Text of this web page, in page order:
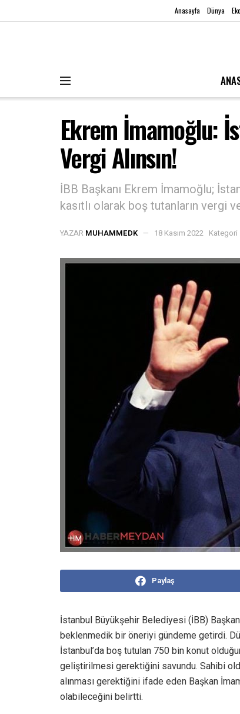
Anasayfa Dünya
Ekrem İmamoğlu:
Vergi Alınsın!
İBB Başkanı Ekrem İmamoğlu;
kasıtlı olarak boş tutanların vergi
YAZAR MUHAMMEDK 18 Kasım 2022 Kategori
Paylaş
İstanbul Büyükşehir Belediyesi (İBB)
beklenmedik bir öneriyi gündeme getirdi.
İstanbul’da boş tutulan 750 bin konut
geliştirilmesi gerektiğini savundu. Sahibi
alınması gerektiğini ifade eden Başkan
olabileceğini belirtti.